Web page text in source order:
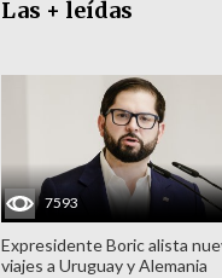
Las + leídas
7593
Expresidente Boric alista
viajes a Uruguay y Alemania